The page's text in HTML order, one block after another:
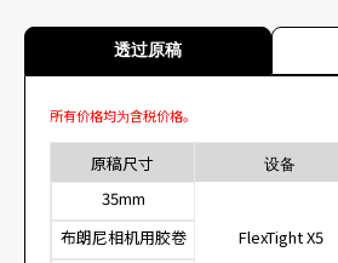
透过原稿
所有价格均为含税价格。
原稿尺寸 设备
35mm
FlexTight X5
布朗尼相机用胶卷